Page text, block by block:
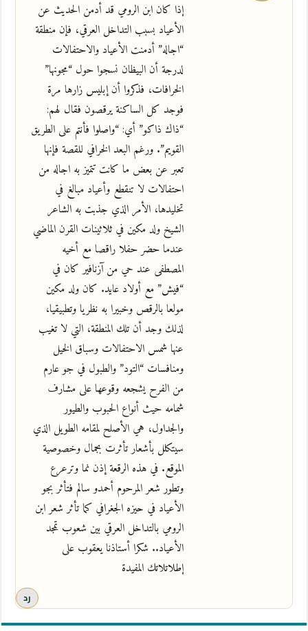
إذا كان ابن الرومي قد أدمن الحديث عن
الأعياد بسبب التداخل العرقي، فإن منطقة
“اجاله” أدمنت الأعياد والاحتفالات
لدرجة أن البيظان نسجوا حول “مجونها”
الخرافات، فذكروا أن إبليس زارها مرة
فوجد كل الساكنة يرقصون فقال لهم:
“ذاك ذاكو” أي: “واصلوا فأنتم على الطريق
القويم”. ورغم البعد الخرافي للقصة فإنها
تعبر عن بعض ما كانت تتميز به اجاله من
احتفالات لا تنقطع وأعياد مبالغ في
تخليدها، الأمر الذي جذبت به الشاعر
الشيخ ولد مكين في ثلاثينات القرن الماضي
عندما حضر حفلا راقصا مع أخيه
المصطفى عند حي من آزنافير كان في
“فيش” مع أولاد عايد. كان ولد مكين
مولعا بالرقص وخبيرا به نظريا وتطبيقيا،
لذلك وجد أن تلك المنطقة، التي لا تغيب
عنها شمس الاحتفالات وسباق الخيل
ومنافسات “التود” والطبول في جو عارم
من الفرح يشجعه وقوعها على مشارف
شمامه حيث أنواع الحبوب والطيور
والجداول، هي الأصلح لمقامه الطويل الذي
سيتكلل بأشعار تأثرت بجمال وخصوصية
الموقع. في هذه الرقعة إذن نما وترعرع
وتطور شعر المرحوم أحمدو سالم فتأثر بجو
الأعياد في حيزه الجغرافي كما تأثر شعر ابن
الرومي بالتداخل العرقي بين شعوب تمجد
الأعياد.. شكرا أستاذنا يعقوب على
إطلاتلاتك المفيدة
رد